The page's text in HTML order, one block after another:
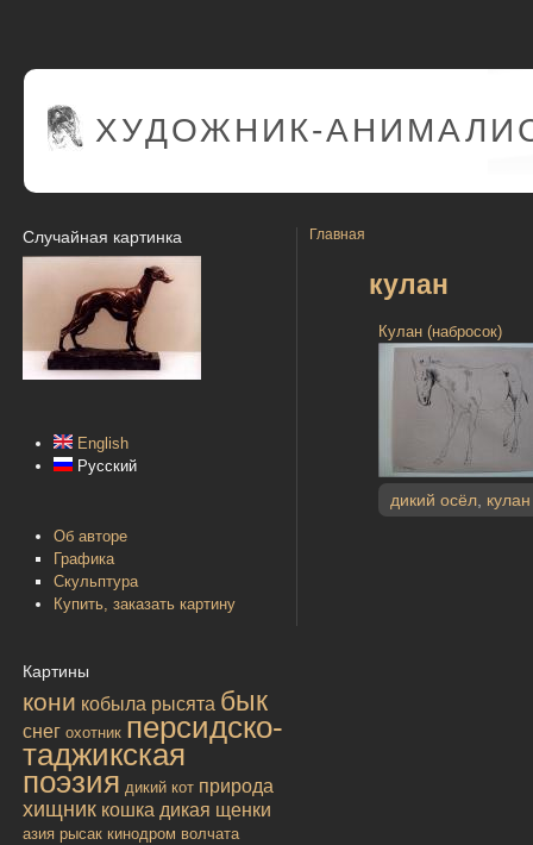
ХУДОЖНИК-
Случайная картинка
English
Русский
Об авторе
Графика
Скульптура
Купить, заказать картину
Картины
кони кобыла рысята бык
снег охотник персидско-
таджикская
поэзия дикий кот природа
хищник кошка дикая щенки
азия рысак кинодром волчата
Главная
кулан
Кулан (набросок)
дикий осёл кулан